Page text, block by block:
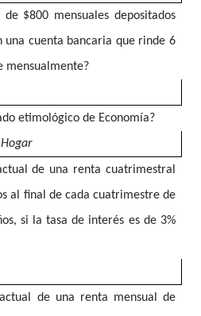
$800 mensuales depositados
una cuenta bancaria que rinde 6
mensualmente?
etimológico de Economía?
de una renta cuatrimestral
al final de cada cuatrimestre de
si la tasa de interés es de 3%
de una renta mensual de